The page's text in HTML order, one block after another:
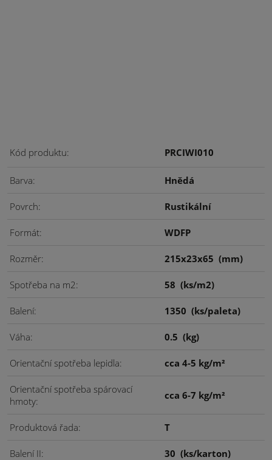
Kód produktu PRCIWI010
Barva Hnědá
Povrch Rustikální
Formát WDFP
Rozměr 215x23x65 (mm)
Spotřeba na m2 58 (ks/m2)
Balení 1350 (ks/paleta)
Váha 0.5 (kg)
Orientační spotřeba lepidla cca 4-5 kg/m²
Orientační spotřeba spárovací
hmoty
cca 6-7 kg/m²
Produktová řada T
Balení II 30 (ks/karton)